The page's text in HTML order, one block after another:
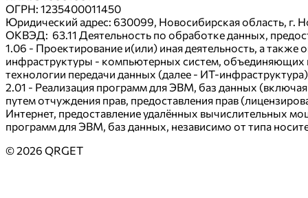
ОГРН: 1235400011450
Юридический адрес: 630099, Новосибирская область, г.
ОКВЭД: 63.11 Деятельность по обработке данных,
1.06 - Проектирование и(или) иная деятельность, а
инфраструктуры - компьютерных систем,
технологии передачи данных (далее - ИТ-
2.01 - Реализация программ для ЭВМ, баз данных
путем отчуждения прав, предоставления прав
Интернет, предоставление удалённых вычислительных
программ для ЭВМ, баз данных, независимо от типа
© 2026 QRGET